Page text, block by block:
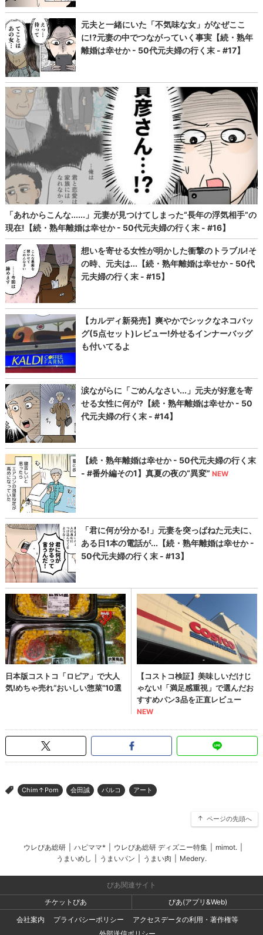
> Chim↑Pom 会田誠 パルコ アート
ページの先頭へ
ウレぴあ総研 ハピママ* ウレぴあ総研 ディズニー特集 mimot.
うまいめし
うまいパン うまい肉 Medery.
ぴあ関連サイト
チケットぴあ
ぴあ(アプリ&Web)
会社案内
プライバシーポリシー
アクセスデータの利用・著作権等